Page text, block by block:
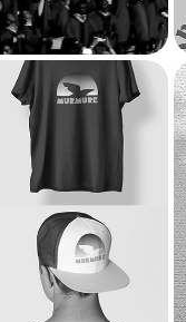
Logotype